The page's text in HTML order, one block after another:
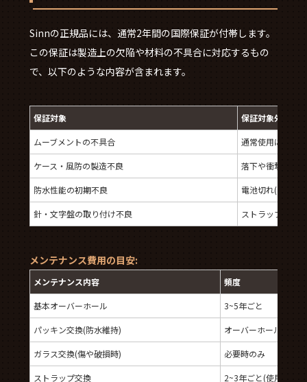
Sinnの正規品には、通常2年間の国際保証が付帯します。
この保証は製造上の欠陥や材料の不具合に対応するもの
で、以下のような内容が含まれます。
保証対象 保証対象外
ムーブメントの不具合 通常使用による
ケース・風防の製造不良 落下や衝撃によ
防水性能の初期不良 電池切れ(クォー
針・文字盤の取り付け不良 ストラップの劣化
メンテナンス費用の目安:
メンテナンス内容 頻度
基本オーバーホール 3~5年ごと
パッキン交換(防水維持) オーバーホール時に
ガラス交換(傷や破損時) 必要時のみ
ストラップ交換 2~3年ごと(使用状況